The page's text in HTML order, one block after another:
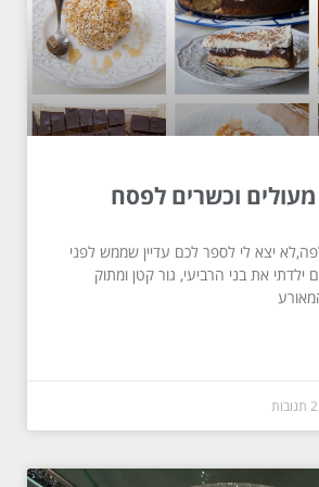
יצא לי לספר לכם עדיין שממש לפני
ילדתי את בני הרביעי, גור קטן ומתוק